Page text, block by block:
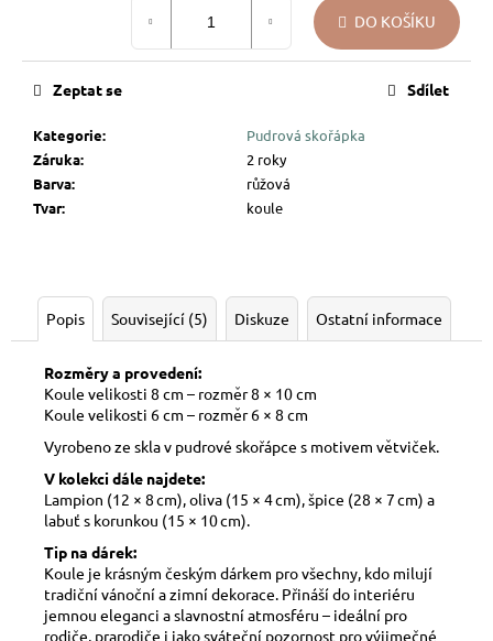
DO KOŠÍKU
Kategorie:
Pudrová skořápka
Záruka:
2 roky
Barva:
růžová
Tvar: koule
Zeptat se Sdílet
Popis Související (5) Diskuze Ostatní informace
Rozměry a provedení:
Koule velikosti 8 cm – rozměr 8 × 10 cm
Koule velikosti 6 cm – rozměr 6 × 8 cm
Vyrobeno ze skla v pudrové skořápce s motivem větviček.
V kolekci dále najdete:
Lampion (12 × 8 cm), oliva (15 × 4 cm), špice (28 × 7 cm) a
labuť s korunkou (15 × 10 cm).
Tip na dárek:
Koule je krásným českým dárkem pro všechny, kdo milují
tradiční vánoční a zimní dekorace. Přináší do interiéru
jemnou eleganci a slavnostní atmosféru – ideální pro
rodiče, prarodiče i jako sváteční pozornost pro výjimečné